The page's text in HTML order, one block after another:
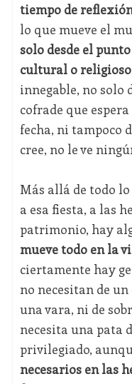
tiempo de
lo que mueve el
solo desde el
cultural o religioso
innegable, no solo
cofrade que
fecha, ni tampoco
cree, no le ve
Más allá de todo
a esa fiesta, a las
patrimonio, hay
mueve todo en la
ciertamente hay
no necesitan de
una vara, ni de
necesita una pata
privilegiado,
necesarios en las